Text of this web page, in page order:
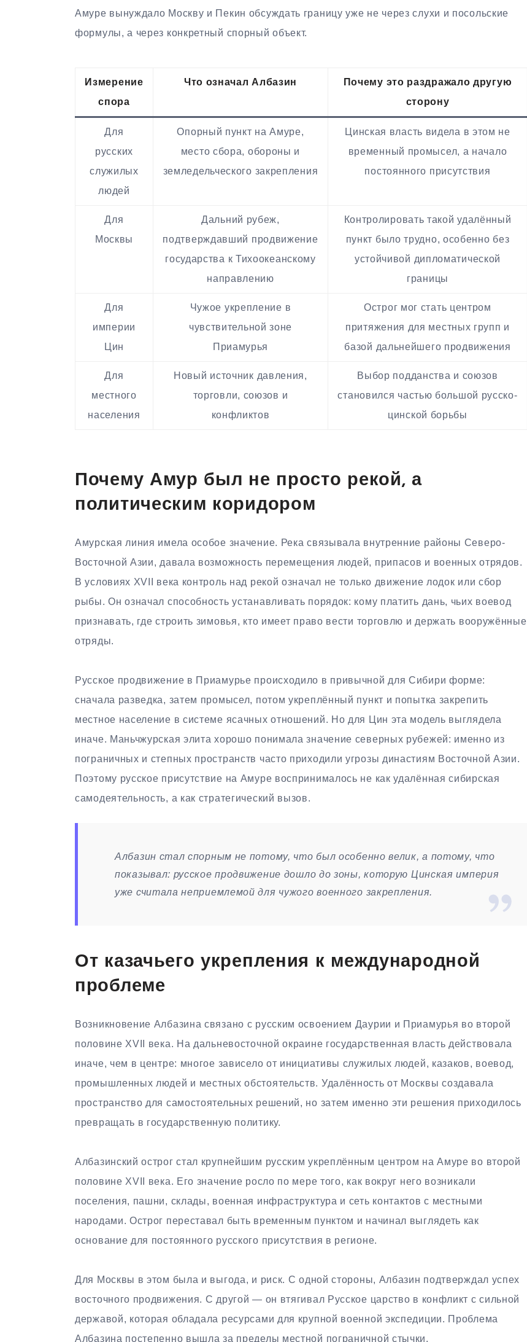
Амуре вынуждало Москву и Пекин обсуждать границу уже не через слухи и посольские
формулы, а через конкретный спорный объект.
Измерение
спора
Что означал Албазин
Почему это раздражало другую
сторону
Для
русских
служилых
людей
Опорный пункт на Амуре,
место сбора, обороны и
земледельческого закрепления
Цинская власть видела в этом не
временный промысел, а начало
постоянного присутствия
Для
Москвы
Дальний рубеж,
подтверждавший продвижение
государства к Тихоокеанскому
направлению
Контролировать такой удалённый
пункт было трудно, особенно без
устойчивой дипломатической
границы
Для
империи
Цин
Чужое укрепление в
чувствительной зоне
Приамурья
Острог мог стать центром
притяжения для местных групп и
базой дальнейшего продвижения
Для
местного
населения
Новый источник давления,
торговли, союзов и
конфликтов
Выбор подданства и союзов
становился частью большой русско-
цинской борьбы
Почему Амур был не просто рекой, а
политическим коридором
Амурская линия имела особое значение. Река связывала внутренние районы Северо-
Восточной Азии, давала возможность перемещения людей, припасов и военных отрядов.
В условиях XVII века контроль над рекой означал не только движение лодок или сбор
рыбы. Он означал способность устанавливать порядок: кому платить дань, чьих воевод
признавать, где строить зимовья, кто имеет право вести торговлю и держать вооружённые
отряды.
Русское продвижение в Приамурье происходило в привычной для Сибири форме:
сначала разведка, затем промысел, потом укреплённый пункт и попытка закрепить
местное население в системе ясачных отношений. Но для Цин эта модель выглядела
иначе. Маньчжурская элита хорошо понимала значение северных рубежей: именно из
пограничных и степных пространств часто приходили угрозы династиям Восточной Азии.
Поэтому русское присутствие на Амуре воспринималось не как удалённая сибирская
самодеятельность, а как стратегический вызов.
Албазин стал спорным не потому, что был особенно велик, а потому, что
показывал: русское продвижение дошло до зоны, которую Цинская империя
уже считала неприемлемой для чужого военного закрепления.
От казачьего укрепления к международной
проблеме
Возникновение Албазина связано с русским освоением Даурии и Приамурья во второй
половине XVII века. На дальневосточной окраине государственная власть действовала
иначе, чем в центре: многое зависело от инициативы служилых людей, казаков, воевод,
промышленных людей и местных обстоятельств. Удалённость от Москвы создавала
пространство для самостоятельных решений, но затем именно эти решения приходилось
превращать в государственную политику.
Албазинский острог стал крупнейшим русским укреплённым центром на Амуре во второй
половине XVII века. Его значение росло по мере того, как вокруг него возникали
поселения, пашни, склады, военная инфраструктура и сеть контактов с местными
народами. Острог переставал быть временным пунктом и начинал выглядеть как
основание для постоянного русского присутствия в регионе.
Для Москвы в этом была и выгода, и риск. С одной стороны, Албазин подтверждал успех
восточного продвижения. С другой — он втягивал Русское царство в конфликт с сильной
державой, которая обладала ресурсами для крупной военной экспедиции. Проблема
Албазина постепенно вышла за пределы местной пограничной стычки.